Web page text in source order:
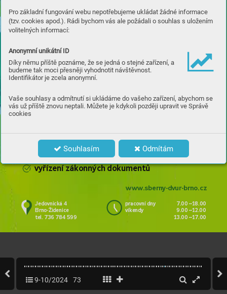
Pro základní fungování webu nepotřebujeme ukládat žádné informace
(tzv. cookies apod.). Rádi bychom vás ale požádali o souhlas s uložením
volitelných informací:
Anonymní unikátní ID
Díky němu příště poznáme, že se jedná o stejné zařízení, a
budeme tak moci přesněji vyhodnotit návštěvnost.
Identifikátor je zcela anonymní.
Vaše souhlasy a odmítnutí si ukládáme do vašeho zařízení, abychom se
vás už příště znovu neptali. Můžete je kdykoli později upravit ve Správě
cookies
Souhlasím Odmítám
  pohodlné př
evzetí všech druhů odpadu
  vjezd i pr
o nákladní vozidla
  pr
oškolená a ochotná obsluha
  vyřízení zákonných dokumentů
Přijeďte k nám!
www.sberny-dvur-brno.cz
pracovní dny 7.00 –18.00
víkendy 9.00 –12.00
–17.00
Jedovnická 4
Brno-Židenice
tel. 736 784 599
9-10/2024 73